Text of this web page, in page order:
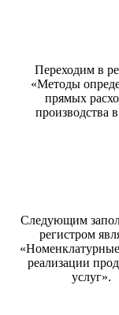
Переходим в
«Методы
прямых
производства
Следующим
регистром
реализации
услуг».